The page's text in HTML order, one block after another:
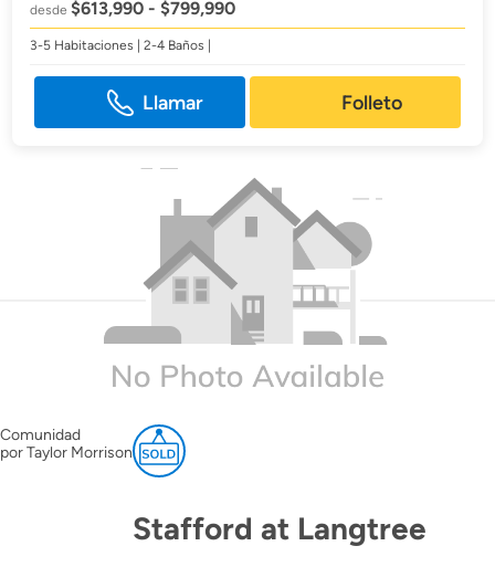
desde$613,990 - $799,990
3-5 Habitaciones | 2-4 Baños |
Llamar Folleto
Comunidad
por Taylor Morrison
Stafford at Langtree